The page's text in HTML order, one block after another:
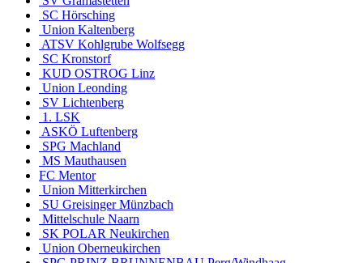
SC Hörsching
Union Kaltenberg
ATSV Kohlgrube Wolfsegg
SC Kronstorf
KUD OSTROG Linz
Union Leonding
SV Lichtenberg
1. LSK
ASKÖ Luftenberg
SPG Machland
MS Mauthausen
FC Mentor
Union Mitterkirchen
SU Greisinger Münzbach
Mittelschule Naarn
SK POLAR Neukirchen
Union Oberneukirchen